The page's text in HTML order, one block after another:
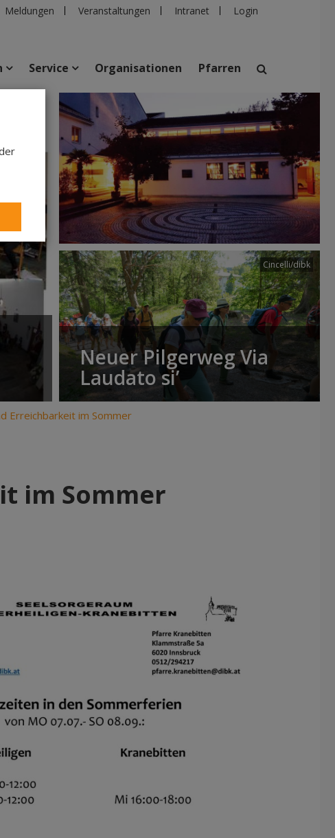
Meldungen Veranstaltungen Intranet Login
suchen
Veranstaltungen Personen
Service Organisationen Pfarren
Cincelli/dibk
Neuer Pilgerweg Via
Laudato si’
Erreichbarkeit im Sommer
im Sommer